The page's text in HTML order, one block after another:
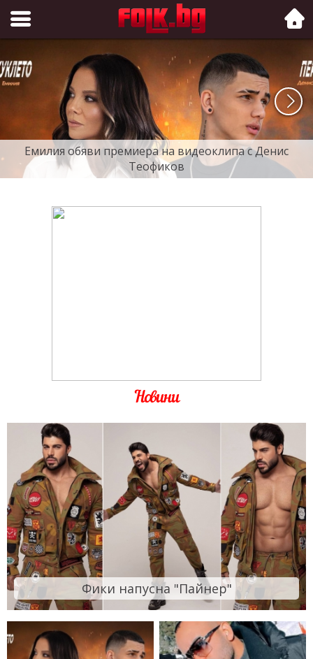
Folk.bg
Емилия обяви премиера на видеоклипа с Денис
Теофиков
Новини
Фики напусна "Пайнер"